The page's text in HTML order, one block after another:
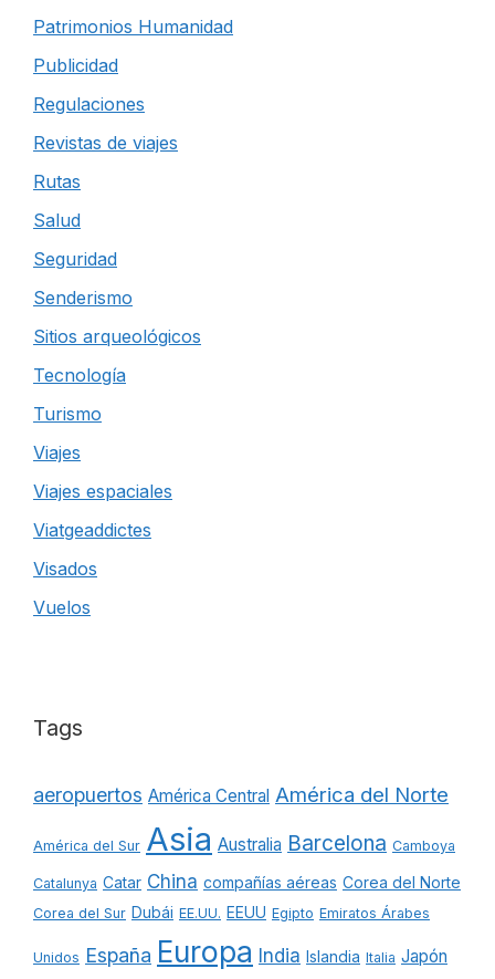
Patrimonios Humanidad
Publicidad
Regulaciones
Revistas de viajes
Rutas
Salud
Seguridad
Senderismo
Sitios arqueológicos
Tecnología
Turismo
Viajes
Viajes espaciales
Viatgeaddictes
Visados
Vuelos
Tags
aeropuertos América Central América del Norte
América del Sur Asia Australia Barcelona Camboya
Catalunya Catar China compañías aéreas Corea del Norte
Corea del Sur Dubái EE.UU. EEUU Egipto Emiratos Árabes
Unidos España Europa India Islandia Italia Japón